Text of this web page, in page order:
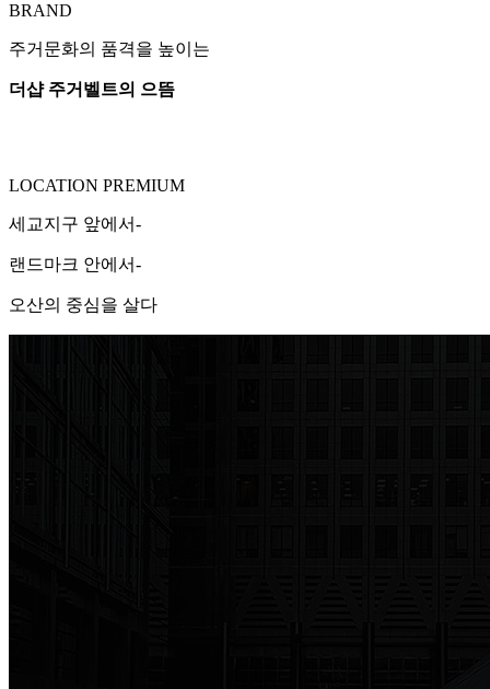
BRAND
주거문화의 품격을 높이는
더샵 주거벨트의 으뜸
LOCATION PREMIUM
세교지구 앞에서-
랜드마크 안에서-
오산의 중심을 살다